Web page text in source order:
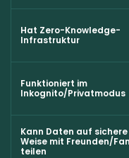
Hat Zero-Knowledge-
Infrastruktur
Funktioniert im
Inkognito/Privatmodus
Kann Daten auf sichere
Weise mit Freunden/
teilen